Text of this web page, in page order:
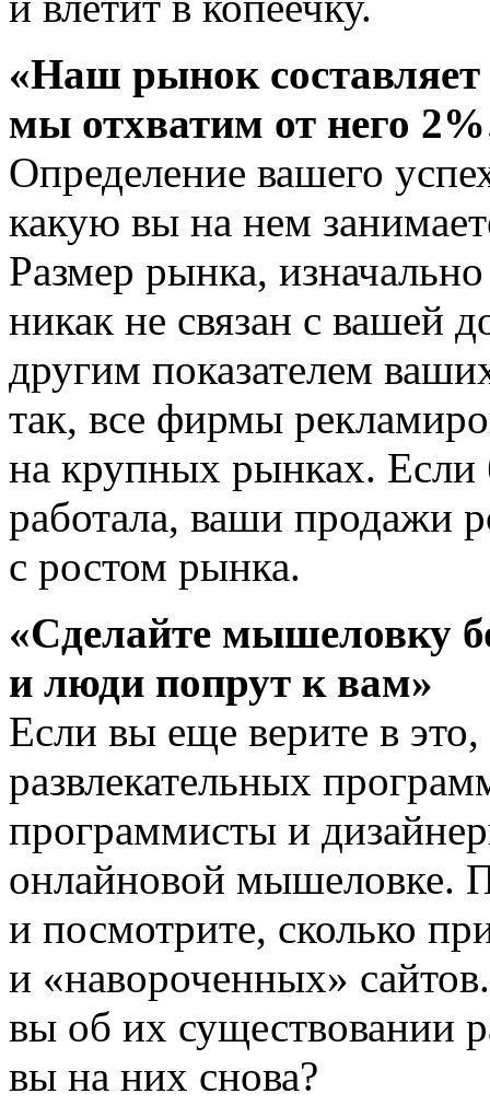
«Наш рынок
мы отхватим от него
Определение вашего
какую вы на нем
Размер рынка,
никак не связан с вашей
другим показателем
так, все фирмы
на крупных рынках.
работала, ваши продажи
с ростом рынка.
«Сделайте мышеловку
и люди попрут к вам»
Если вы еще верите в
развлекательных
программисты и
онлайновой мышеловке.
и посмотрите, сколько
и «навороченных»
вы об их существовании
вы на них снова?